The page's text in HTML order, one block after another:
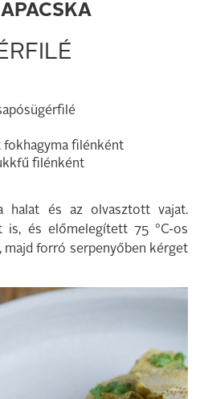
fokhagyma filénként
filénként
halat és az olvasztott vajat.
is, és előmelegített 75 °C-os
majd forró serpenyőben kérget